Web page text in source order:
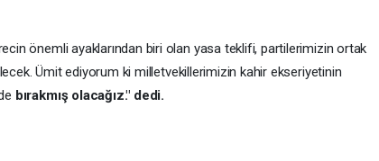
önemli ayaklarından biri olan yasa teklifi, partilerimizin ortak
Ümit ediyorum ki milletvekillerimizin kahir ekseriyetinin
bırakmış olacağız." dedi.